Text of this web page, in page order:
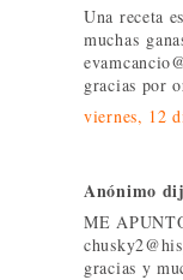
Una receta
muchas
gracias por
viernes, 12
Anónimo
ME
gracias y